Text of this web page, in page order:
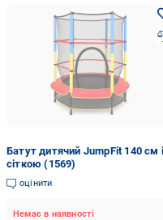
Батут дитячий JumpFit 140 см
сіткою (1569)
оцінити
Немає в наявності